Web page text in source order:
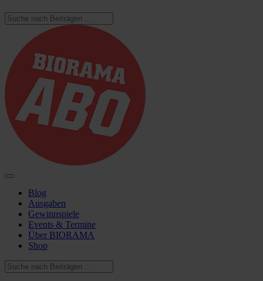
Blog
Ausgaben
Gewinnspiele
Events & Termine
Über BIORAMA
Shop